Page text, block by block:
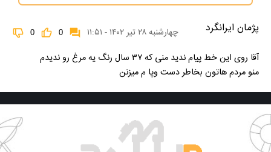
پژمان ایرانگرد چهارشنبه ۲۸ تیر ۱۴۰۲ - ۱۱:۵۱ 0
0
آقا روی این خط پیام ندید منی که ۳۷ سال رنگ یه مرغ رو ندیدم
منو مردم هاتون بخاطر دست وپا م میزنن